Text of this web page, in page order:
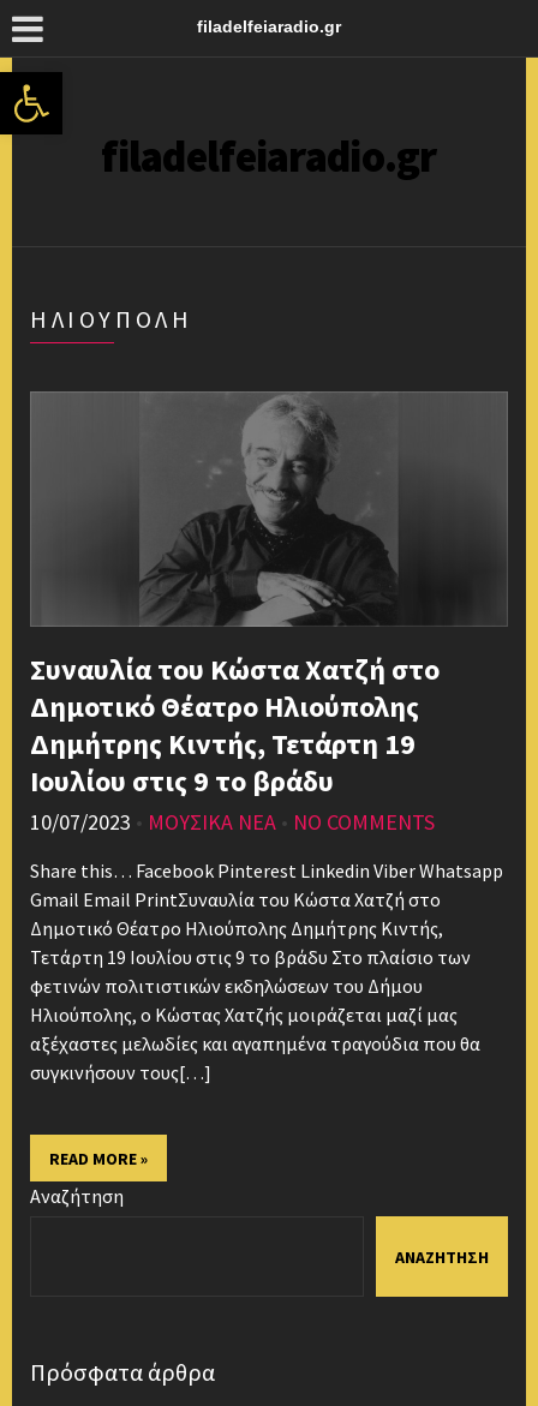
Ανοίξτε τη γραμμή εργαλείων
filadelfeiaradio.gr
filadelfeiaradio.gr
ΗΛΙΟΥΠΟΛΗ
Συναυλία του Κώστα Χατζή στο
Δημοτικό Θέατρο Ηλιούπολης
Δημήτρης Κιντής, Τετάρτη 19
Ιουλίου στις 9 το βράδυ
10/07/2023 • ΜΟΥΣΙΚΑ ΝΕΑ • NO COMMENTS
Share this… Facebook Pinterest Linkedin Viber Whatsapp
Gmail Email PrintΣυναυλία του Κώστα Χατζή στο
Δημοτικό Θέατρο Ηλιούπολης Δημήτρης Κιντής,
Τετάρτη 19 Ιουλίου στις 9 το βράδυ Στο πλαίσιο των
φετινών πολιτιστικών εκδηλώσεων του Δήμου
Ηλιούπολης, ο Κώστας Χατζής μοιράζεται μαζί μας
αξέχαστες μελωδίες και αγαπημένα τραγούδια που θα
συγκινήσουν τους[…]
READ MORE »
Αναζήτηση
ΑΝΑΖΉΤΗΣΗ
Πρόσφατα άρθρα